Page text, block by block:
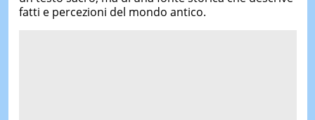
fatti e percezioni del mondo antico.